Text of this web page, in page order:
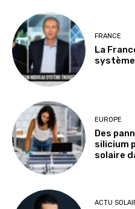
FRANCE
La
EUROPE
Des
silicium
solaire
ACTU